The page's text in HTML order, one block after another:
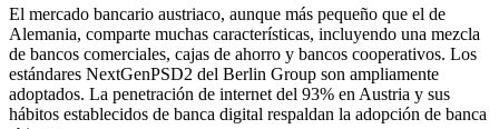
El mercado bancario austriaco, aunque más pequeño que el de
Alemania, comparte muchas características, incluyendo una mezcla
de bancos comerciales, cajas de ahorro y bancos cooperativos. Los
estándares NextGenPSD2 del Berlin Group son ampliamente
adoptados. La penetración de internet del 93% en Austria y sus
hábitos establecidos de banca digital respaldan la adopción de banca